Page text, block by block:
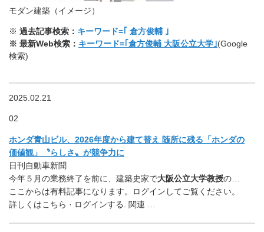
モダン建築（イメージ）
※ 過去記事検索： キーワード=｢ 倉方俊輔 ｣
※ 最新Web検索： キーワード=｢倉方俊輔 大阪公立大学｣(Google
検索)
2025.02.21
02
ホンダ青山ビル、2026年度から建て替え 随所に残る「ホンダの
価値観」〝らしさ〟が競争力に
日刊自動車新聞
今年５月の業務終了を前に、建築史家で大阪公立大学教授の…
ここからは有料記事になります。ログインしてご覧ください。
詳しくはこちら · ログインする. 関連 …